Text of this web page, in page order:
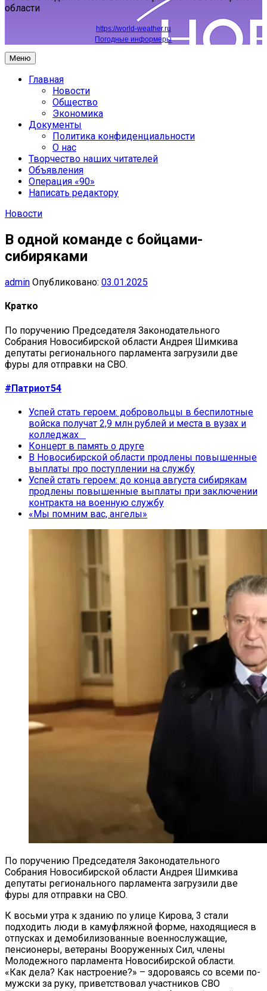
области
https://world-weather.ru
Погодные информеры
Меню
Главная
Новости
Общество
Экономика
Документы
Политика конфиденциальности
О нас
Творчество наших читателей
Объявления
Операция «90»
Написать редактору
Новости
В одной команде с бойцами-
сибиряками
admin Опубликовано: 03.01.2025
Кратко
По поручению Председателя Законодательного
Собрания Новосибирской области Андрея Шимкива
депутаты регионального парламента загрузили две
фуры для отправки на СВО.
#Патриот54
Успей стать героем: добровольцы в беспилотные
войска получат 2,9 млн рублей и места в вузах и
колледжах
Концерт в память о друге
В Новосибирской области продлены повышенные
выплаты про поступлении на службу
Успей стать героем: до конца августа сибирякам
продлены повышенные выплаты при заключении
контракта на военную службу
«Мы помним вас, ангелы»
По поручению Председателя Законодательного
Собрания Новосибирской области Андрея Шимкива
депутаты регионального парламента загрузили две
фуры для отправки на СВО.
К восьми утра к зданию по улице Кирова, 3 стали
подходить люди в камуфляжной форме, находящиеся в
отпусках и демобилизованные военнослужащие,
пенсионеры, ветераны Вооруженных Сил, члены
Молодежного парламента Новосибирской области.
«Как дела? Как настроение?» – здороваясь со всеми по-
мужски за руку, приветствовал участников СВО